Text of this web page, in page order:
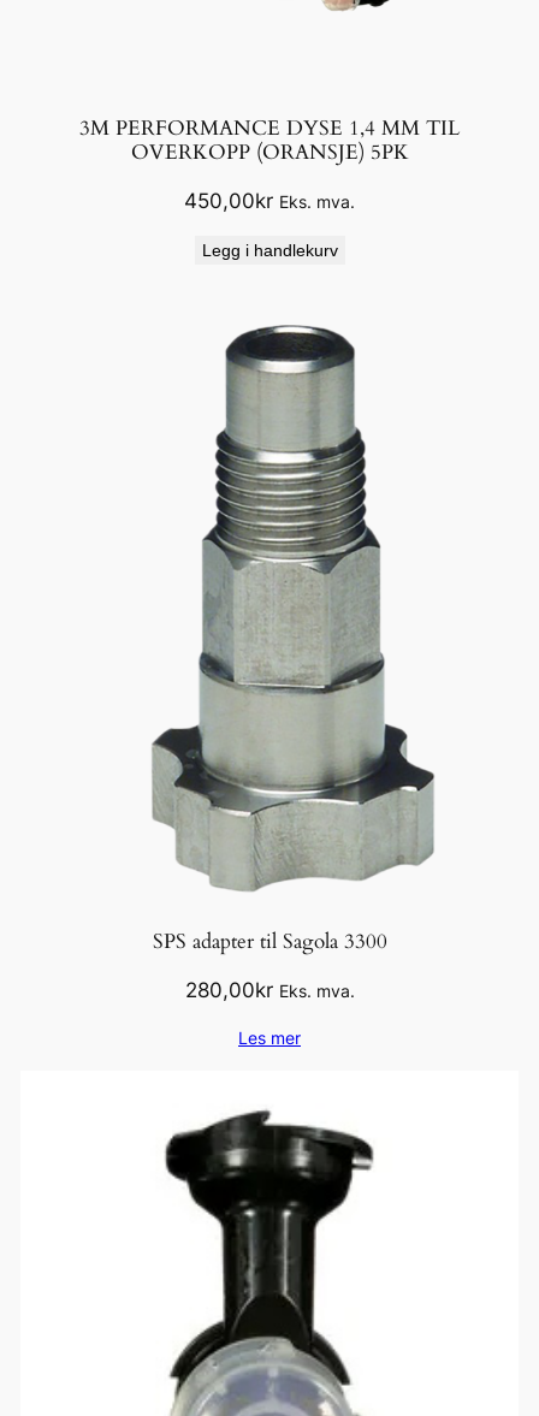
3M PERFORMANCE DYSE 1,4 MM TIL
OVERKOPP (ORANSJE) 5PK
450,00kr Eks. mva.
Legg i handlekurv
SPS adapter til Sagola 3300
280,00kr Eks. mva.
Les mer